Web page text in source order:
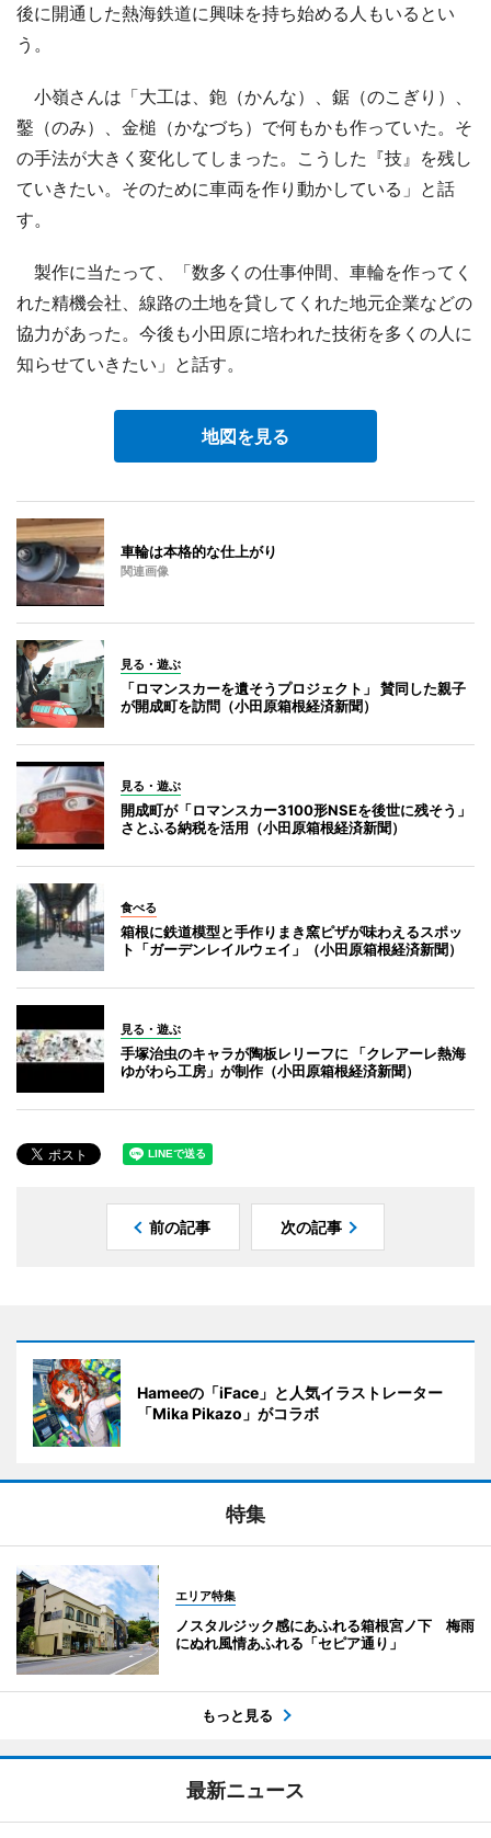
後に開通した熱海鉄道に興味を持ち始める人もいるとい
う。
小嶺さんは「大工は、鉋（かんな）、鋸（のこぎり）、
鑿（のみ）、金槌（かなづち）で何もかも作っていた。そ
の手法が大きく変化してしまった。こうした『技』を残し
ていきたい。そのために車両を作り動かしている」と話
す。
製作に当たって、「数多くの仕事仲間、車輪を作ってく
れた精機会社、線路の土地を貸してくれた地元企業などの
協力があった。今後も小田原に培われた技術を多くの人に
知らせていきたい」と話す。
地図を見る
車輪は本格的な仕上がり
関連画像
見る・遊ぶ
「ロマンスカーを遺そうプロジェクト」 賛同した親子
が開成町を訪問（小田原箱根経済新聞）
見る・遊ぶ
開成町が「ロマンスカー3100形NSEを後世に残そう」
さとふる納税を活用（小田原箱根経済新聞）
食べる
箱根に鉄道模型と手作りまき窯ピザが味わえるスポッ
ト「ガーデンレイルウェイ」（小田原箱根経済新聞）
見る・遊ぶ
手塚治虫のキャラが陶板レリーフに 「クレアーレ熱海
ゆがわら工房」が制作（小田原箱根経済新聞）
前の記事 次の記事
Hameeの「iFace」と人気イラストレーター
「Mika Pikazo」がコラボ
特集
エリア特集
ノスタルジック感にあふれる箱根宮ノ下 梅雨
にぬれ風情あふれる「セピア通り」
もっと見る
最新ニュース